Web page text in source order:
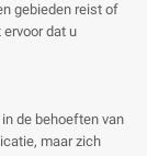
gebieden reist of
dat u
de behoeften van
maar zich